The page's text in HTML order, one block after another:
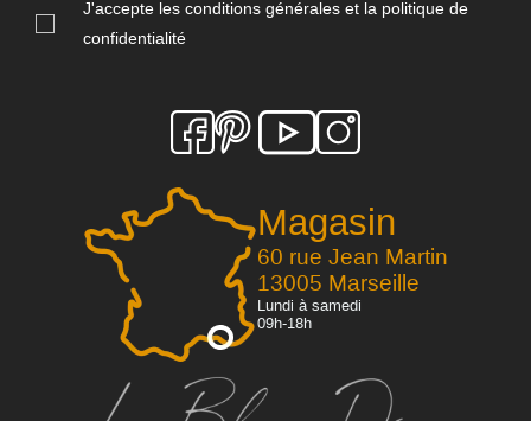
Magasin
60 rue Jean Martin
13005 Marseille
Lundi à samedi
09h-18h
J'accepte les conditions générales et la politique de
confidentialité